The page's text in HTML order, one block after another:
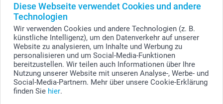
Diese Webseite verwendet Cookies und andere
Technologien
Wir verwenden Cookies und andere Technologien (z. B.
künstliche Intelligenz), um den Datenverkehr auf unserer
Website zu analysieren, um Inhalte und Werbung zu
personalisieren und um Social-Media-Funktionen
bereitzustellen. Wir teilen auch Informationen über Ihre
Nutzung unserer Website mit unseren Analyse-, Werbe- und
Social-Media-Partnern. Mehr über unsere Cookie-Erklärung
finden Sie hier.
© smartphoto Group. Alle Rechte vorbehalten.
Alle Preise verstehen sich in Schweizer Franken (CHF) inkl. MwSt. und zzgl.